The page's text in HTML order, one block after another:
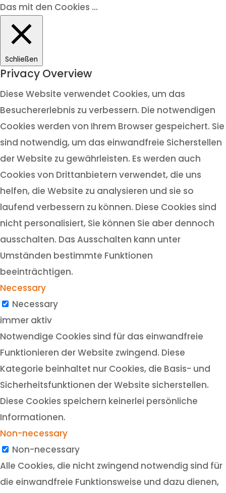
Das mit den Cookies ...
Schließen
Privacy Overview
Diese Website verwendet Cookies, um das
Besuchererlebnis zu verbessern. Die notwendigen
Cookies werden von Ihrem Browser gespeichert. Sie
sind notwendig, um das einwandfreie Sicherstellen
der Website zu gewährleisten. Es werden auch
Cookies von Drittanbietern verwendet, die uns
helfen, die Website zu analysieren und sie so
laufend verbessern zu können. Diese Cookies sind
nicht personalisiert, Sie können Sie aber dennoch
ausschalten. Das Ausschalten kann unter
Umständen bestimmte Funktionen
beeinträchtigen.
Necessary
Necessary
immer aktiv
Notwendige Cookies sind für das einwandfreie
Funktionieren der Website zwingend. Diese
Kategorie beinhaltet nur Cookies, die Basis- und
Sicherheitsfunktionen der Website sicherstellen.
Diese Cookies speichern keinerlei persönliche
Informationen.
Non-necessary
Non-necessary
Alle Cookies, die nicht zwingend notwendig sind für
die einwandfreie Funktionsweise und dazu dienen,